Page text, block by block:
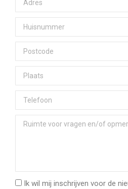
Ik wil mij inschrijven voor de